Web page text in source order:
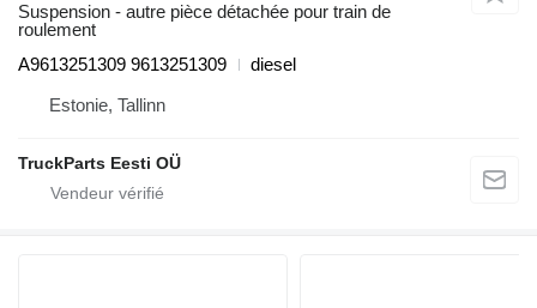
Suspension - autre pièce détachée pour train de
roulement
A9613251309 9613251309
diesel
Estonie, Tallinn
TruckParts Eesti OÜ